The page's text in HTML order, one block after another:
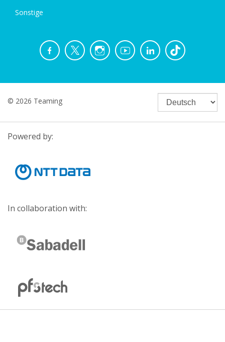
Sonstige
© 2026 Teaming
Powered by:
In collaboration with: